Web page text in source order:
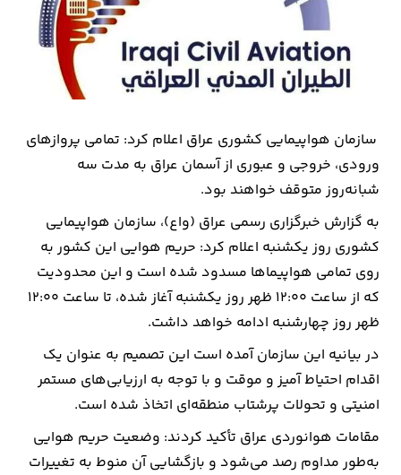
بازار
و
تجارت
کشاورزی
راه
و
مسکن
اقتصاد
ایران
ارتباطات
خودرو
عمومی
سازمان هواپیمایی کشوری عراق اعلام کرد: تمامی پروازهای
ورودی، خروجی و عبوری از آسمان عراق به مدت سه
شبانه‌روز متوقف خواهند بود.
به گزارش خبرگزاری رسمی عراق (واع)، سازمان هواپیمایی
کشوری روز یکشنبه اعلام کرد: حریم هوایی این کشور به
روی تمامی هواپیماها مسدود شده است و این محدودیت
که از ساعت ۱۲:۰۰ ظهر روز یکشنبه آغاز شده، تا ساعت ۱۲:۰۰
ظهر روز چهارشنبه ادامه خواهد داشت.
در بیانیه این سازمان آمده است این تصمیم به عنوان یک
اقدام احتیاط آمیز و موقت و با توجه به ارزیابی‌های مستمر
امنیتی و تحولات پرشتاب منطقه‌ای اتخاذ شده است.
مقامات هوانوردی عراق تأکید کردند: وضعیت حریم هوایی
به‌طور مداوم رصد می‌شود و بازگشایی آن منوط به تغییرات